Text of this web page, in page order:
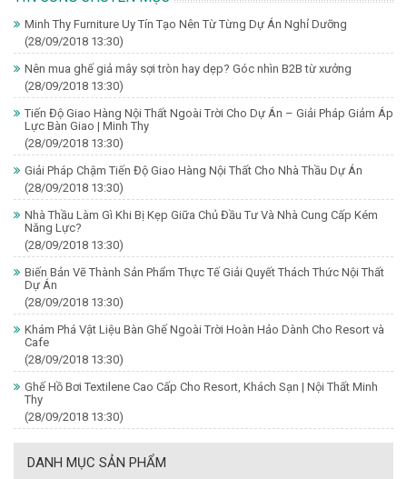
Minh Thy Furniture Uy Tín Tạo Nên Từ Từng Dự Án Nghỉ Dưỡng
(28/09/2018 13:30)
Nên mua ghế giả mây sợi tròn hay dẹp? Góc nhìn B2B từ xưởng
(28/09/2018 13:30)
Tiến Độ Giao Hàng Nội Thất Ngoài Trời Cho Dự Án – Giải Pháp Giảm Áp
Lực Bàn Giao | Minh Thy
(28/09/2018 13:30)
Giải Pháp Chậm Tiến Độ Giao Hàng Nội Thất Cho Nhà Thầu Dự Án
(28/09/2018 13:30)
Nhà Thầu Làm Gì Khi Bị Kẹp Giữa Chủ Đầu Tư Và Nhà Cung Cấp Kém
Năng Lực?
(28/09/2018 13:30)
Biến Bản Vẽ Thành Sản Phẩm Thực Tế Giải Quyết Thách Thức Nội Thất
Dự Án
(28/09/2018 13:30)
Khám Phá Vật Liệu Bàn Ghế Ngoài Trời Hoàn Hảo Dành Cho Resort và
Cafe
(28/09/2018 13:30)
Ghế Hồ Bơi Textilene Cao Cấp Cho Resort, Khách Sạn | Nội Thất Minh
Thy
(28/09/2018 13:30)
DANH MỤC SẢN PHẨM